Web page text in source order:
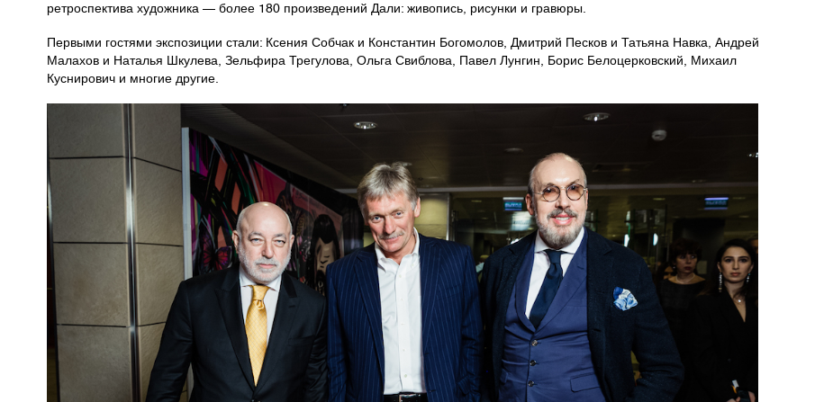
ретроспектива художника — более 180 произведений Дали: живопись, рисунки и гравюры.
Первыми гостями экспозиции стали: Ксения Собчак и Константин Богомолов, Дмитрий Песков и Татьяна Навка, Андрей
Малахов и Наталья Шкулева, Зельфира Трегулова, Ольга Свиблова, Павел Лунгин, Борис Белоцерковский, Михаил
Куснирович и многие другие.